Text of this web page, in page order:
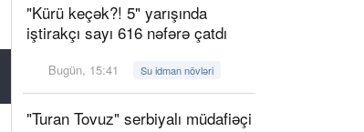
"Kürü keçək?! 5" yarışında
iştirakçı sayı 616 nəfərə çatdı
Bugün, 15:41 Su idman növləri
"Turan Tovuz" serbiyalı müdafiəçi